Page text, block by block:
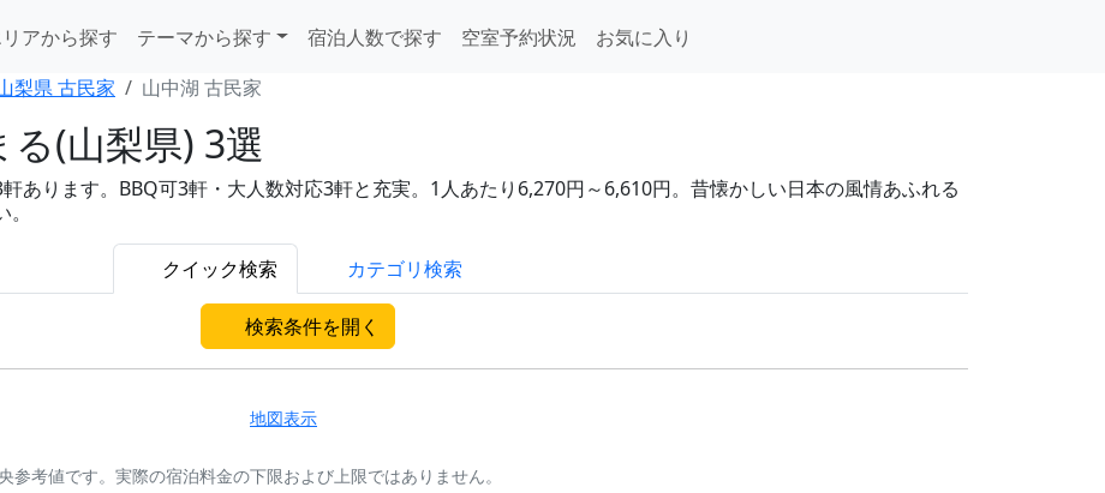
アから探す テーマから探す 宿泊人数で探す 空室予約状況
お気に入り
梨県 古民家 山中湖 古民家
(山梨県) 3選
あります。BBQ可3軒・大人数対応3軒と充実。1人あたり6,270円～6,610円。昔懐かしい日本の風情あふれる
クイック検索 カテゴリ検索
検索条件を開く
地図表示
考値です。実際の宿泊料金の下限および上限ではありません。